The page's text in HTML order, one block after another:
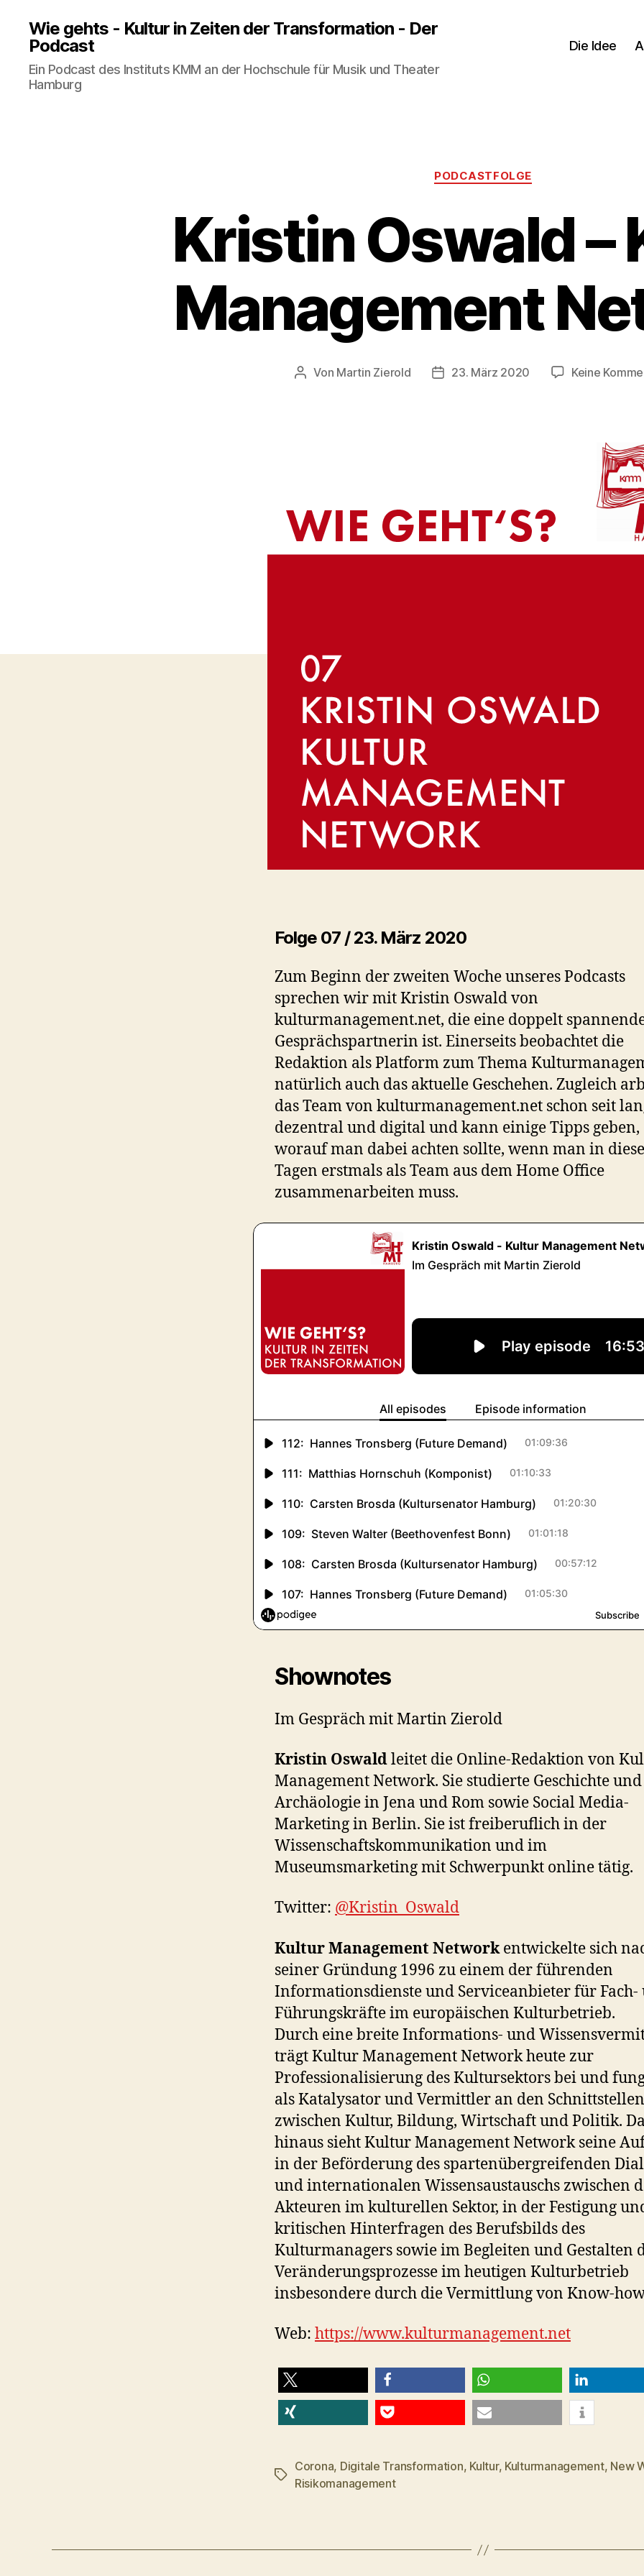
Wie gehts - Kultur in Zeiten der Transformation - Der
Podcast
Ein Podcast des Instituts KMM an der Hochschule für Musik und Theater
Hamburg
Die Idee
Kategorien
PODCASTFOLGE
Kristin Oswald –
Management
Beitragsautor
Von Martin Zierold Veröffentlichungsdatum
23. März 2020 Keine
Folge 07 / 23. März 2020
Zum Beginn der zweiten Woche unseres Podcasts
sprechen wir mit Kristin Oswald von
kulturmanagement.net, die eine doppelt
Gesprächspartnerin ist. Einerseits beobachtet die
Redaktion als Platform zum Thema
natürlich auch das aktuelle Geschehen. Zugleich
das Team von kulturmanagement.net schon seit
dezentral und digital und kann einige Tipps geben,
worauf man dabei achten sollte, wenn man in
Tagen erstmals als Team aus dem Home Office
zusammenarbeiten muss.
Shownotes
Im Gespräch mit Martin Zierold
Kristin Oswaldleitet die Online-Redaktion von
Management Network. Sie studierte Geschichte und
Archäologie in Jena und Rom sowie Social Media-
Marketing in Berlin. Sie ist freiberuflich in der
Wissenschaftskommunikation und im
Museumsmarketing mit Schwerpunkt online tätig.
Twitter: @Kristin_Oswald
Kultur Management Networkentwickelte sich
seiner Gründung 1996 zu einem der führenden
Informationsdienste und Serviceanbieter für Fach-
Führungskräfte im europäischen Kulturbetrieb.
Durch eine breite Informations- und
trägt Kultur Management Network heute zur
Professionalisierung des Kultursektors bei und
als Katalysator und Vermittler an den Schnittstellen
zwischen Kultur, Bildung, Wirtschaft und Politik.
hinaus sieht Kultur Management Network seine
in der Beförderung des spartenübergreifenden
und internationalen Wissensaustauschs zwischen
Akteuren im kulturellen Sektor, in der Festigung
kritischen Hinterfragen des Berufsbilds des
Kulturmanagers sowie im Begleiten und Gestalten
Veränderungsprozesse im heutigen Kulturbetrieb
insbesondere durch die Vermittlung von Know-
Web: https://www.kulturmanagement.net
teilen teilen teilen teilen
Schlagwörter
Corona, Digitale Transformation, Kultur, Kulturmanagement, New
Risikomanagement